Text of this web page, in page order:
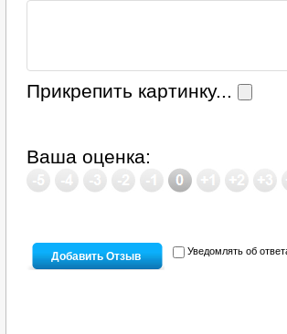
Прикрепить картинку...
Ваша оценка:
Уведомлять об